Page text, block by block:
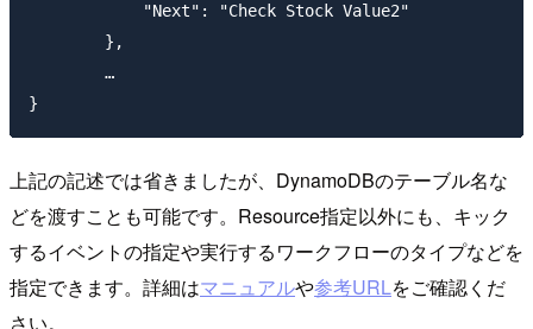
            "Next": "Check Stock Value2"
        },
        …
上記の記述では省きましたが、DynamoDBのテーブル名な
どを渡すことも可能です。Resource指定以外にも、キック
するイベントの指定や実行するワークフローのタイプなどを
指定できます。詳細はマニュアルや参考URLをご確認くだ
さい。